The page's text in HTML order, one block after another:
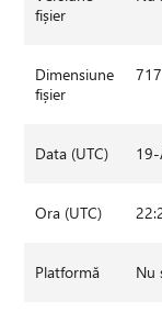
fișier
Dimensiune
fișier
717
Data (UTC)
Ora (UTC)
Platformă Nu